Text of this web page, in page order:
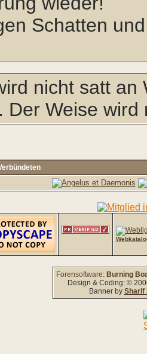
Schatten
nicht satt an
Der Weise
Forensoftware: Burning
Design & Coding: ©
Banner by Sharif